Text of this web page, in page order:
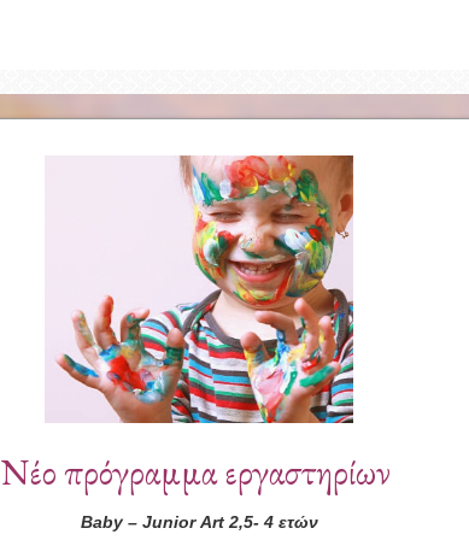
Συνεργάτες
Νέο πρόγραμμα εργαστηρίων
Baby– Junior Art2,5- 4 ετών